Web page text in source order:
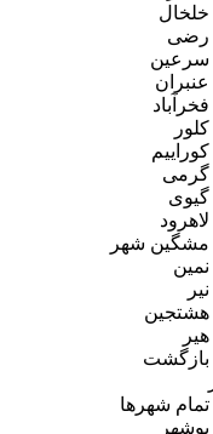
خلخال
رضی
سرعین
عنبران
فخرآباد
کلور
کوراییم
گرمی
گیوی
لاهرود
مشگین شهر
نمین
نیر
هشتجین
هیر
بازگشت
تمام شهر‌ها
بوشهر